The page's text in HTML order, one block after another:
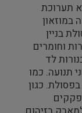
תערוכת
במוזאון
בניין
וחומרים
לד
תנועה. כמו
כגון
מיצג שרשרת פקקים העשויה מ-6,600 פקקים